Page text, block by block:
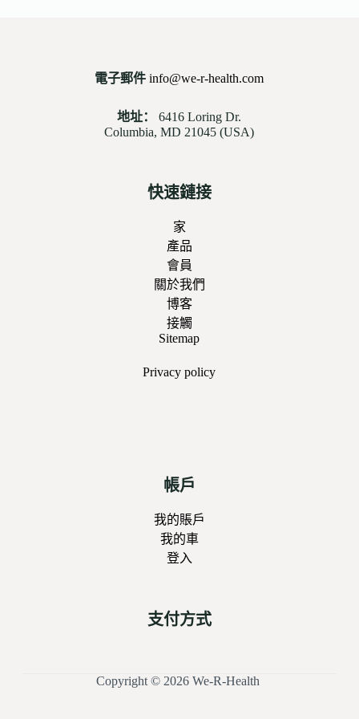
電子郵件 info@we-r-health.com
地址：
6416 Loring Dr.
Columbia, MD 21045 (USA)
快速鏈接
家
產品
會員
關於我們
博客
接觸
Sitemap
Privacypolicy
帳戶
我的賬戶
我的車
登入
支付方式
Copyright © 2026 We-R-Health